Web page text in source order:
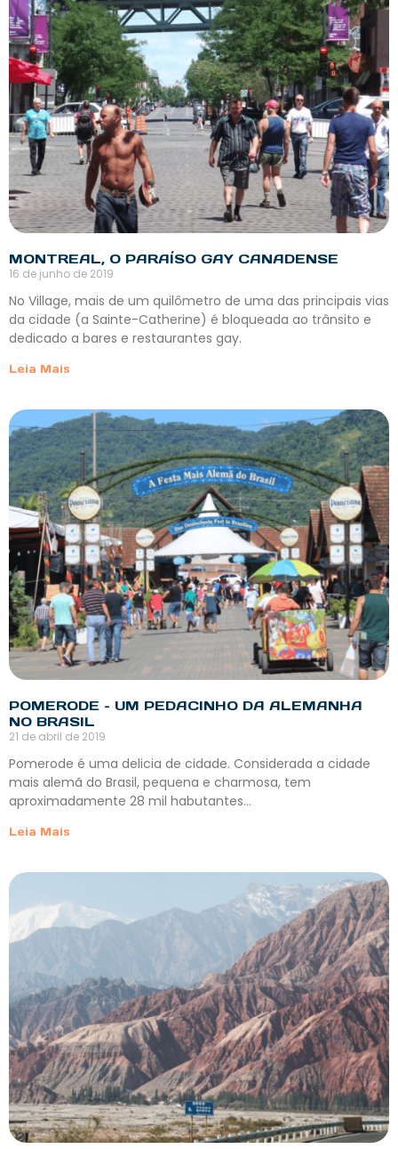
MONTREAL, O PARAÍSO GAY CANADENSE
16 de junho de 2019
No Village, mais de um quilômetro de uma das principais vias
da cidade (a Sainte-Catherine) é bloqueada ao trânsito e
dedicado a bares e restaurantes gay.
Leia Mais
POMERODE – UM PEDACINHO DA ALEMANHA
NO BRASIL
21 de abril de 2019
Pomerode é uma delicia de cidade. Considerada a cidade
mais alemã do Brasil, pequena e charmosa, tem
aproximadamente 28 mil habutantes…
Leia Mais